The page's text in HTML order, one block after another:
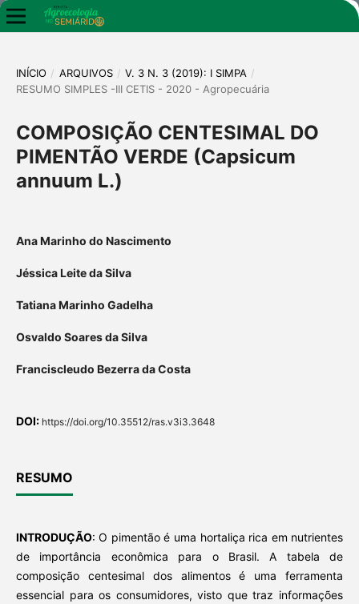
INÍCIO / ARQUIVOS / V. 3 N. 3 (2019): I SIMPA /
RESUMO SIMPLES -III CETIS - 2020 - Agropecuária
COMPOSIÇÃO CENTESIMAL DO
PIMENTÃO VERDE (Capsicum
annuum L.)
Ana Marinho do Nascimento
Jéssica Leite da Silva
Tatiana Marinho Gadelha
Osvaldo Soares da Silva
Franciscleudo Bezerra da Costa
DOI: https://doi.org/10.35512/ras.v3i3.3648
RESUMO
INTRODUÇÃO: O pimentão é uma hortaliça rica em nutrientes
de importância econômica para o Brasil. A tabela de
composição centesimal dos alimentos é uma ferramenta
essencial para os consumidores, visto que traz informações